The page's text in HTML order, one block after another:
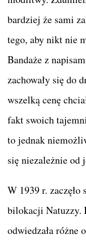
bardziej że sami
tego, aby nikt nie
Bandaże z
zachowały się do
wszelką cenę
fakt swoich
to jednak
się niezależnie od
W 1939 r.
bilokacji Natuzzy.
odwiedzała różne